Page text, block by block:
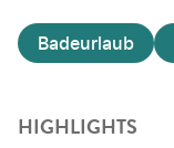
Badeurlaub
HIGHLIGHTS